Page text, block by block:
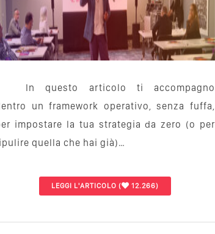
In questo articolo ti accompagno
un framework operativo, senza fuffa,
impostare la tua strategia da zero (o per
quella che hai già)…
LEGGI L'ARTICOLO ( 12.266)